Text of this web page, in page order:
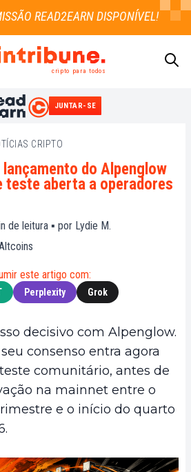
cripto para todos
JUNTAR-SE
CRIPTO
do Alpenglow
teste aberta a operadores
de leitura ▪ por Lydie M.
este artigo com:
Perplexity Grok
decisivo com Alpenglow.
consenso entra agora
comunitário, antes de
na mainnet entre o
e o início do quarto